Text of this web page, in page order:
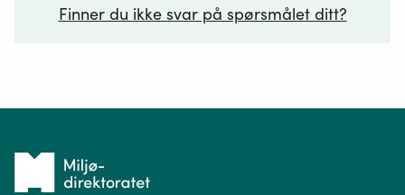
Finner du ikke svar på spørsmålet ditt?
Tilbake